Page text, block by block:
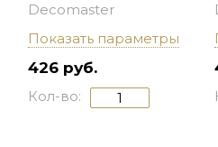
Decomaster
Показать параметры
426 руб.
Кол-во: